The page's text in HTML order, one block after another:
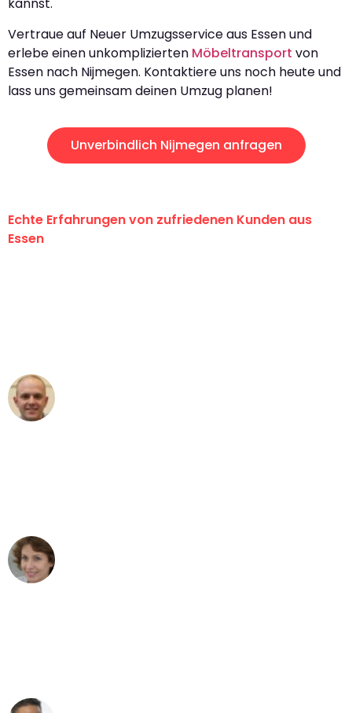
kannst.
Vertraue auf Neuer Umzugsservice aus Essen und
erlebe einen unkomplizierten Möbeltransport von
Essen nach Nijmegen. Kontaktiere uns noch heute und
lass uns gemeinsam deinen Umzug planen!
Unverbindlich Nijmegen anfragen
Echte Erfahrungen von zufriedenen Kunden aus
Essen